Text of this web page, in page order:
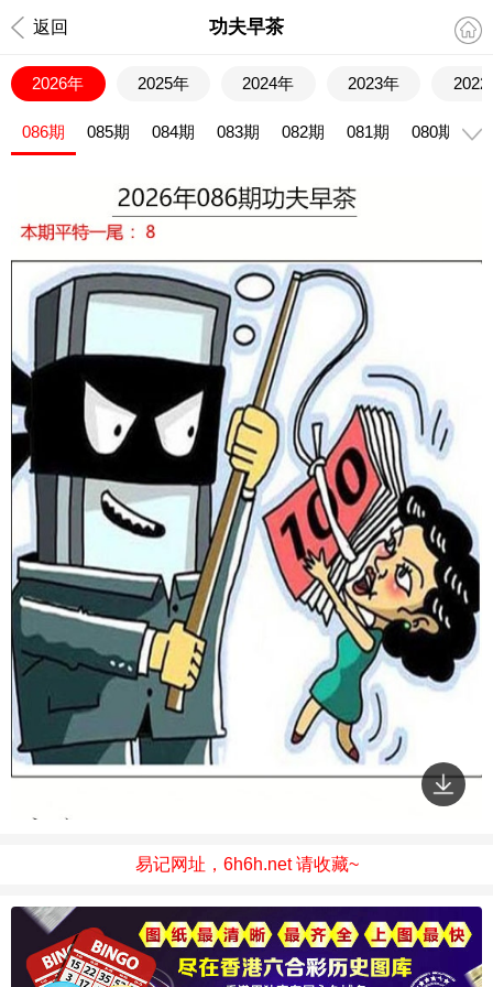
返回 功夫早茶
2026年 2025年 2024年 2023年 2022
086期 085期 084期 083期 082期 081期 080期
易记网址，6h6h.net 请收藏~